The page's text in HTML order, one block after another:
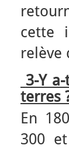
cette
relève
3-Y
terres
En
300